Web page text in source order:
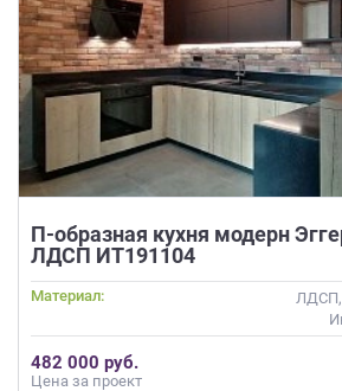
П-образная кухня модерн
ЛДСП ИТ191104
Материал:
482 000 руб.
Цена за проект